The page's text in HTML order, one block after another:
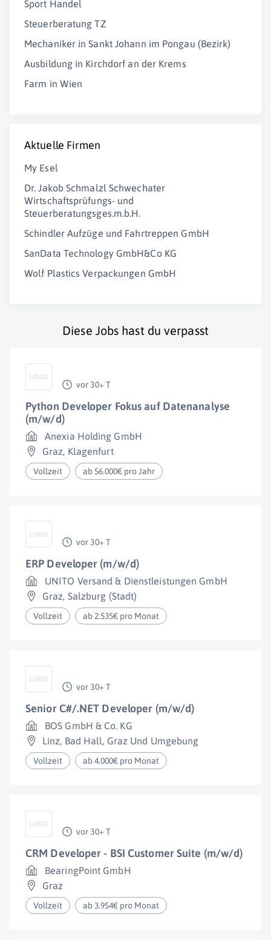
Sport Handel
Steuerberatung TZ
Mechaniker in Sankt Johann im Pongau (Bezirk)
Ausbildung in Kirchdorf an der Krems
Farm in Wien
Aktuelle Firmen
My Esel
Dr. Jakob Schmalzl Schwechater
Wirtschaftsprüfungs- und
Steuerberatungsges.m.b.H.
Schindler Aufzüge und Fahrtreppen GmbH
SanData Technology GmbH&Co KG
Wolf Plastics Verpackungen GmbH
Diese Jobs hast du verpasst
vor 30+ T
Python Developer Fokus auf Datenanalyse
(m/w/d)
Anexia Holding GmbH
Graz, Klagenfurt
Vollzeit ab 56.000€ pro Jahr
vor 30+ T
ERP Developer (m/w/d)
UNITO Versand & Dienstleistungen GmbH
Graz, Salzburg (Stadt)
Vollzeit ab 2.535€ pro Monat
vor 30+ T
Senior C#/.NET Developer (m/w/d)
BOS GmbH & Co. KG
Linz, Bad Hall, Graz Und Umgebung
Vollzeit ab 4.000€ pro Monat
vor 30+ T
CRM Developer - BSI Customer Suite (m/w/d)
BearingPoint GmbH
Graz
Vollzeit ab 3.954€ pro Monat